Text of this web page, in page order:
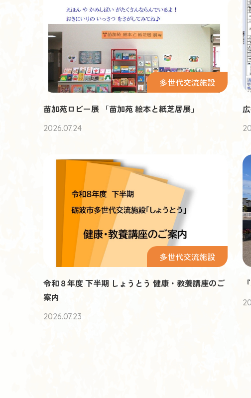
苗加苑ロビー展 「苗加苑 絵本と紙芝居展」
多世代交流施設
2026.07.24
令和８年度 下半期 しょうとう 健康・教養講座のご
案内
多世代交流施設
2026.07.23